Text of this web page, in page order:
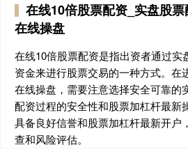
在线10倍股票配资_实盘股
在线操盘
在线10倍股票配资是指出资者通过实
资金来进行股票交易的一种方式。在
在线操盘，需要注意选择安全可靠的
配资过程的安全性和股票加杠杆最新
具备良好信誉和股票加杠杆最新开户
查和风险评估。